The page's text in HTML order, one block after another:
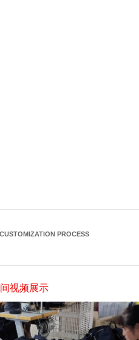
PROCESS
视频展示